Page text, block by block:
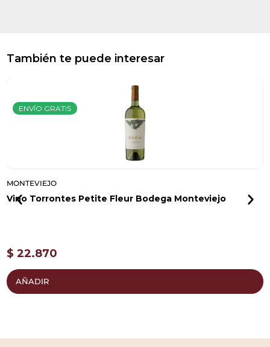
También te puede interesar
ENVÍO GRATIS
MONTEVIEJO
Vino Torrontes Petite Fleur Bodega Monteviejo
$ 22.870
AÑADIR